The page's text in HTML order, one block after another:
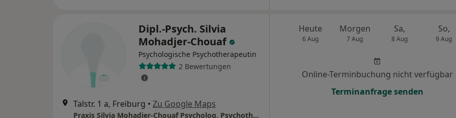
Dipl.-Psych. Silvia
Mohadjer-Chouaf
Psychologische Psychotherapeutin
2 Bewertungen
Talstr. 1 a, Freiburg • Zu Google Maps
Praxis Silvia Mohadjer-Chouaf Psycholog. Psychotherapeutin
Heute
6 Aug
Morgen
7 Aug
Sa,
8 Aug
So,
9 Aug
Online-Terminbuchung nicht verfügbar
Terminanfrage senden